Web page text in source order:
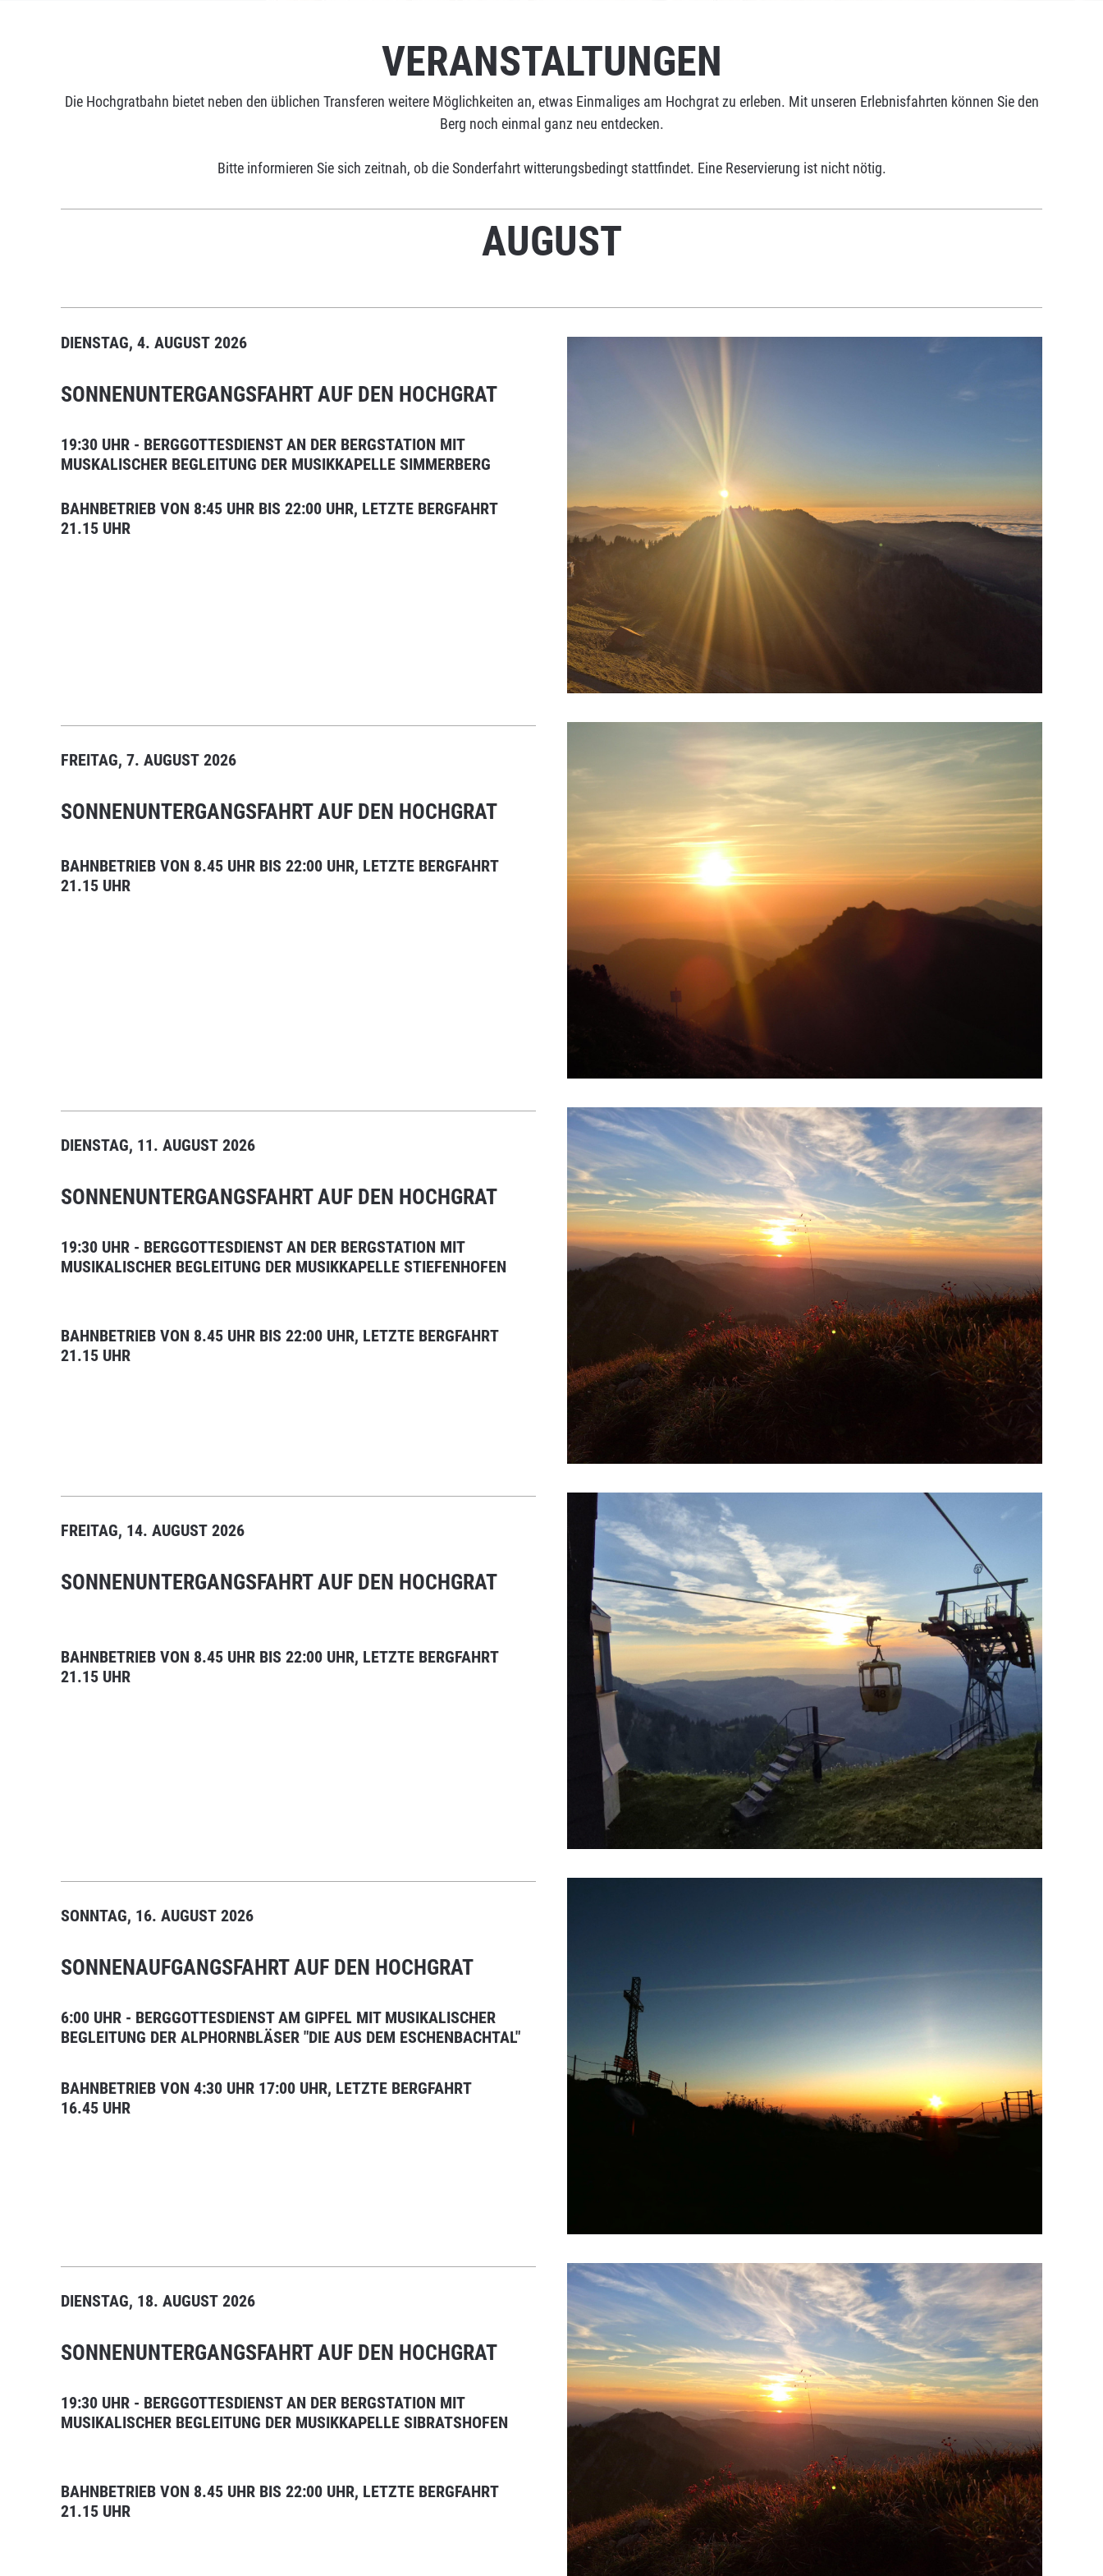
VERANSTALTUNGEN
Die Hochgratbahn bietet neben den üblichen Transferen weitere Möglichkeiten an, etwas Einmaliges am Hochgrat zu erleben. Mit unseren Erlebnisfahrten können Sie den
Berg noch einmal ganz neu entdecken.
Bitte informieren Sie sich zeitnah, ob die Sonderfahrt witterungsbedingt stattfindet. Eine Reservierung ist nicht nötig.
AUGUST
DIENSTAG, 4. AUGUST 2026
SONNENUNTERGANGSFAHRT AUF DEN HOCHGRAT
19:30 UHR - BERGGOTTESDIENST AN DER BERGSTATION MIT
MUSKALISCHER BEGLEITUNG DER MUSIKKAPELLE SIMMERBERG
BAHNBETRIEB VON 8:45 UHR BIS 22:00 UHR, LETZTE BERGFAHRT
21.15 UHR
FREITAG, 7. AUGUST 2026
SONNENUNTERGANGSFAHRT AUF DEN HOCHGRAT
BAHNBETRIEB VON 8.45 UHR BIS 22:00 UHR, LETZTE BERGFAHRT
21.15 UHR
DIENSTAG, 11. AUGUST 2026
SONNENUNTERGANGSFAHRT AUF DEN HOCHGRAT
19:30 UHR - BERGGOTTESDIENST AN DER BERGSTATION MIT
MUSIKALISCHER BEGLEITUNG DER MUSIKKAPELLE STIEFENHOFEN
BAHNBETRIEB VON 8.45 UHR BIS 22:00 UHR, LETZTE BERGFAHRT
21.15 UHR
FREITAG, 14. AUGUST 2026
SONNENUNTERGANGSFAHRT AUF DEN HOCHGRAT
BAHNBETRIEB VON 8.45 UHR BIS 22:00 UHR, LETZTE BERGFAHRT
21.15 UHR
SONNTAG, 16. AUGUST 2026
SONNENAUFGANGSFAHRT AUF DEN HOCHGRAT
6:00 UHR - BERGGOTTESDIENST AM GIPFEL MIT MUSIKALISCHER
BEGLEITUNG DER ALPHORNBLÄSER "DIE AUS DEM ESCHENBACHTAL"
BAHNBETRIEB VON 4:30 UHR 17:00 UHR, LETZTE BERGFAHRT
16.45 UHR
DIENSTAG, 18. AUGUST 2026
SONNENUNTERGANGSFAHRT AUF DEN HOCHGRAT
19:30 UHR - BERGGOTTESDIENST AN DER BERGSTATION MIT
MUSIKALISCHER BEGLEITUNG DER MUSIKKAPELLE SIBRATSHOFEN
BAHNBETRIEB VON 8.45 UHR BIS 22:00 UHR, LETZTE BERGFAHRT
21.15 UHR